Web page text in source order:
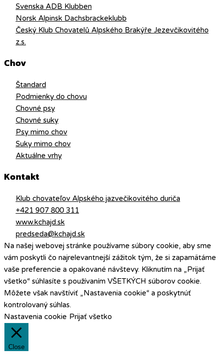
Svenska ADB Klubben
Norsk Alpinsk Dachsbrackeklubb
Český Klub Chovatelů Alpského Brakýře Jezevčikovitého
z.s.
Chov
Štandard
Podmienky do chovu
Chovné psy
Chovné suky
Psy mimo chov
Suky mimo chov
Aktuálne vrhy
Kontakt
Klub chovateľov Alpského jazvečikovitého duriča
+421 907 800 311
www.kchajd.sk
predseda@kchajd.sk
Na našej webovej stránke používame súbory cookie, aby sme
vám poskytli čo najrelevantnejší zážitok tým, že si zapamätáme
vaše preferencie a opakované návštevy. Kliknutím na „Prijať
všetko“ súhlasíte s používaním VŠETKÝCH súborov cookie.
Môžete však navštíviť „Nastavenia cookie“ a poskytnúť
kontrolovaný súhlas.
Nastavenia cookie Prijať všetko
Close